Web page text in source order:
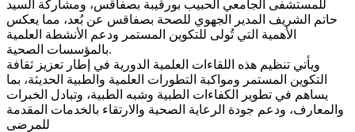
للمستشفى الجامعي الحبيب بورقيبة بصفاقس، ومشاركة السيد
حاتم الشريف المدير الجهوي للصحة بصفاقس عن بُعد، مما يعكس
الأهمية التي تُولى للتكوين المستمر ودعم الأنشطة العلمية
بالمؤسسات الصحية.
ويأتي تنظيم هذه اللقاءات العلمية الدورية في إطار تعزيز ثقافة
التكوين المستمر ومواكبة التطورات العلمية والطبية الحديثة، بما
يساهم في تطوير الكفاءات الطبية وشبه الطبية، وتبادل الخبرات
والمعارف، ودعم جودة الرعاية الصحية والارتقاء بالخدمات المقدمة
للمرضى